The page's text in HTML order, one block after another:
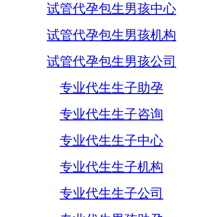
试管代孕包生男孩中心
试管代孕包生男孩机构
试管代孕包生男孩公司
专业代生生子助孕
专业代生生子咨询
专业代生生子中心
专业代生生子机构
专业代生生子公司